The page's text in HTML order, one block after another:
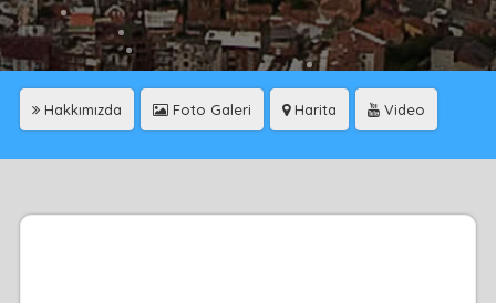
Hakkımızda Foto Galeri Harita Video